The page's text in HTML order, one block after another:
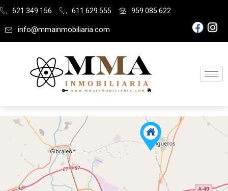
621 349 156 611 629 555 959 085 622
info@mmainmobiliaria.com